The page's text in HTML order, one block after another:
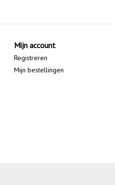
Mijn account
Registreren
Mijn bestellingen